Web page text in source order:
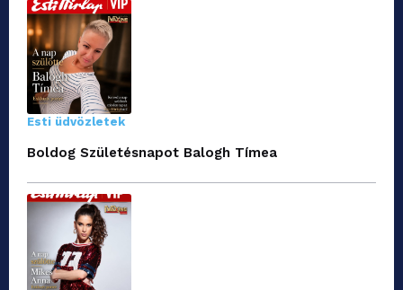
Esti üdvözletek
Boldog Születésnapot Balogh Tímea